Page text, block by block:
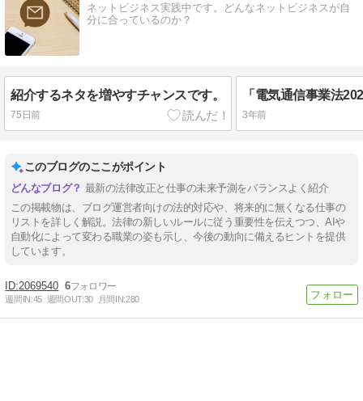
ネットビジネス実践中です。どんなネットビジネスが自
分に合っているのか？
紹介するネタを増やすチャンスです。
75日前 3年前
このブログのここがポイント
最新の法律改正と仕事の未来予測をバランスよく紹介
この掲載物は、ブログ運営者向けの法的対応や、将来的に無くなる仕事の
リストを詳しく解説。法律の新しいルールに従う重要性を伝えつつ、AIや
自動化によって変わる職業の姿も示し、今後の動向に備えるヒントを提供
しています。
2069540 6
週間IN:45 週間OUT:30 月間IN:280